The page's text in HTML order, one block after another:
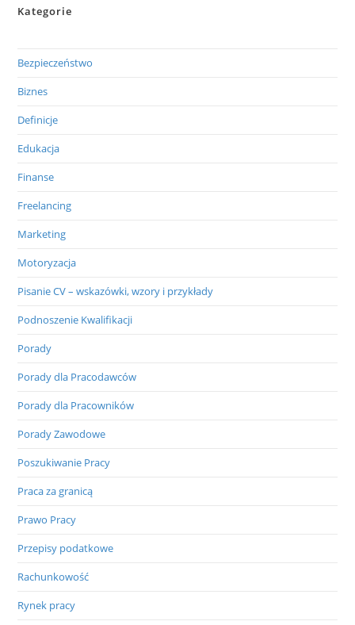
Kategorie
Bezpieczeństwo
Biznes
Definicje
Edukacja
Finanse
Freelancing
Marketing
Motoryzacja
Pisanie CV – wskazówki, wzory i przykłady
Podnoszenie Kwalifikacji
Porady
Porady dla Pracodawców
Porady dla Pracowników
Porady Zawodowe
Poszukiwanie Pracy
Praca za granicą
Prawo Pracy
Przepisy podatkowe
Rachunkowość
Rynek pracy